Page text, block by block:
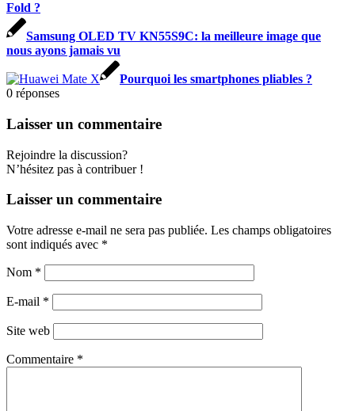
Fold ?
Samsung OLED TV KN55S9C: la meilleure image que
nous ayons jamais vu
Pourquoi les smartphones pliables ?
0 réponses
Laisser un commentaire
Rejoindre la discussion?
N’hésitez pas à contribuer !
Laisser un commentaire
Votre adresse e-mail ne sera pas publiée. Les champs obligatoires
sont indiqués avec *
Nom *
E-mail *
Site web
Commentaire *